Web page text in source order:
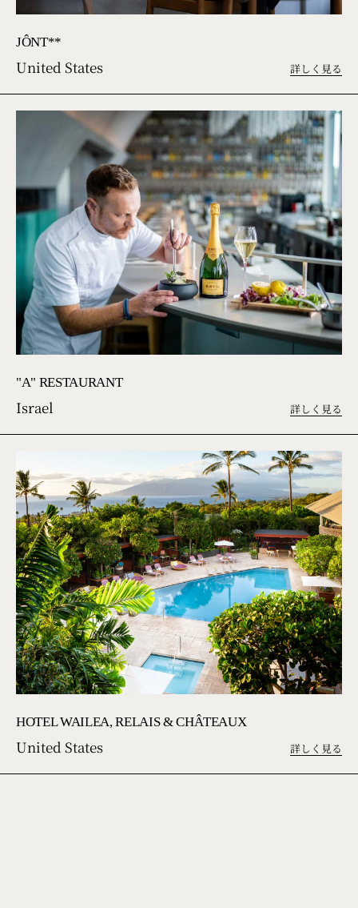
JÔNT**
United States 詳しく見る
"A" RESTAURANT
Israel 詳しく見る
HOTEL WAILEA, RELAIS & CHÂTEAUX
United States 詳しく見る